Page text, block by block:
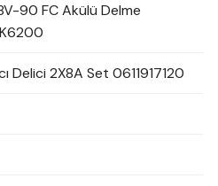
90 FC Akülü Delme
Delici 2X8A Set 0611917120